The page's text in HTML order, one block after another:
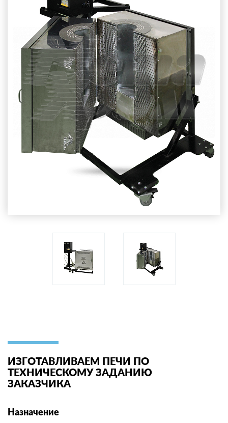
ИЗГОТАВЛИВАЕМ ПЕЧИ ПО
ТЕХНИЧЕСКОМУ ЗАДАНИЮ
ЗАКАЗЧИКА
Назначение